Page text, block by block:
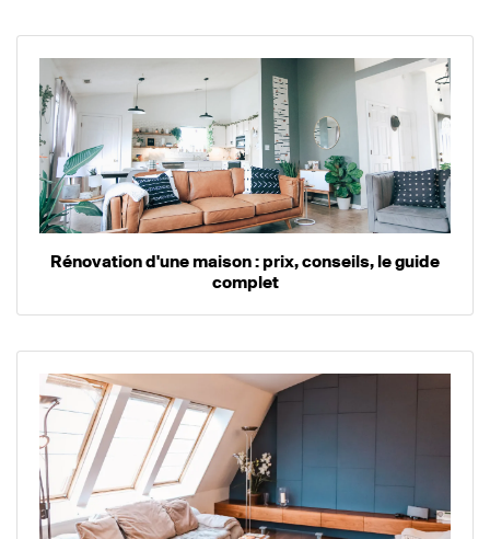
Rénovation d'une maison : prix, conseils, le guide
complet